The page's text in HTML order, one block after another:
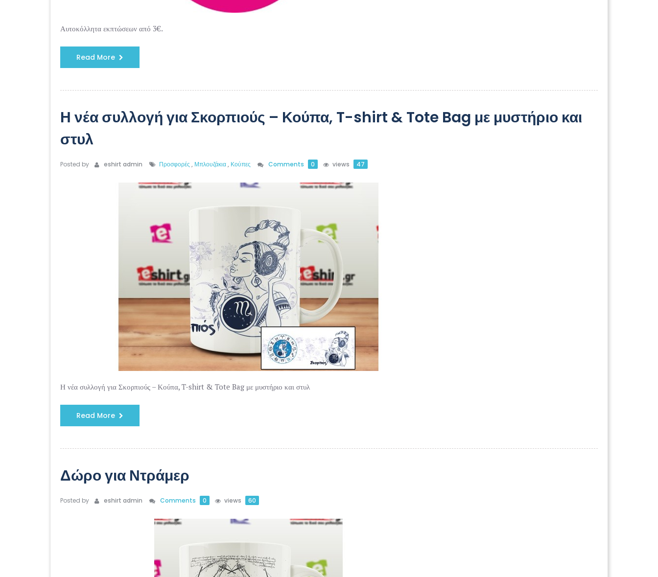
Αυτοκόλλητα εκπτώσεων από 3€.
Read More
Η νέα συλλογή για Σκορπιούς – Κούπα, T-shirt & Tote Bag με μυστήριο και
στυλ
Posted by eshirt admin Προσφορές , Μπλουζάκια, Κούπες Comments 0 views 47
Η νέα συλλογή για Σκορπιούς – Κούπα, T-shirt & Tote Bag με μυστήριο και στυλ
Read More
Δώρο για Ντράμερ
Posted by eshirt admin Comments 0 views 60